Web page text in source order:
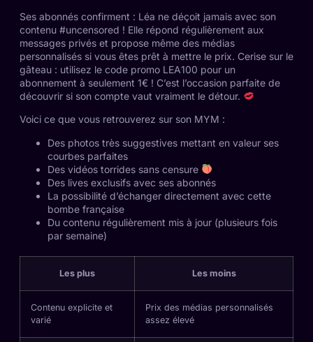
Ses abonnés confirment : Léa ne déçoit jamais avec son
contenu #uncensored ! Elle répond régulièrement aux
messages privés et propose même des médias
personnalisés si vous êtes prêt à mettre le prix. Cerise sur le
gâteau : utilisez le code promo LEA100 pour un
abonnement à seulement 1€ ! C’est l’occasion parfaite de
découvrir si son compte vaut vraiment le détour.
Voici ce que vous retrouverez sur son MYM :
Des photos très suggestives mettant en valeur ses
courbes parfaites
Des vidéos torrides sans censure
Des lives exclusifs avec ses abonnés
La possibilité d’échanger directement avec cette
bombe française
Du contenu régulièrement mis à jour (plusieurs fois
par semaine)
Les plus Les moins
Contenu explicite et
varié
Prix des médias personnalisés
assez élevé